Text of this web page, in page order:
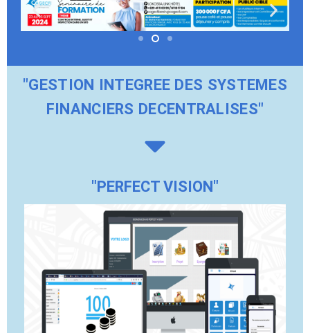
"GESTION INTEGREE DES SYSTEMES
FINANCIERS DECENTRALISES"
"PERFECT VISION"